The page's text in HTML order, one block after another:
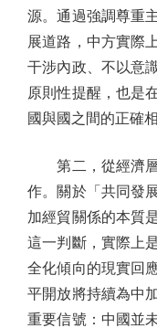
源。通過強調尊重
展道路，中方實際
干涉內政、不以意
原則性提醒，也是
國與國之間的正確
第二，從經濟層
作。關於「共同發
加經貿關係的本質
這一判斷，實際上
全化傾向的現實回
平開放將持續為中
重要信號：中國並